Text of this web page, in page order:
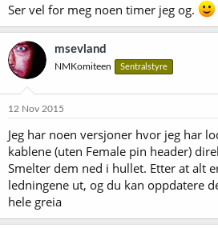
Ser vel for meg noen timer jeg og.
msevland
NMKomiteen Sentralstyre
12 Nov 2015
Jeg har noen versjoner hvor jeg har
kablene (uten Female pin header)
Smelter dem ned i hullet. Etter at alt
ledningene ut, og du kan oppdatere
hele greia